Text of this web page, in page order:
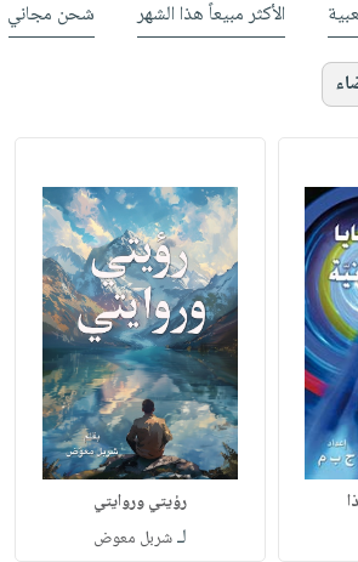
الأكثر مبيعاً هذا الشهر شحن مجاني
رؤيتي وروايتي
لـشربل معوض